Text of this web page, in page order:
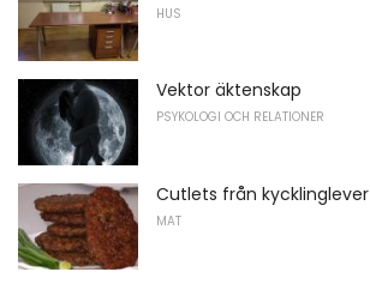
HUS
Vektor äktenskap
PSYKOLOGI OCH RELATIONER
Cutlets från kycklinglever
MAT